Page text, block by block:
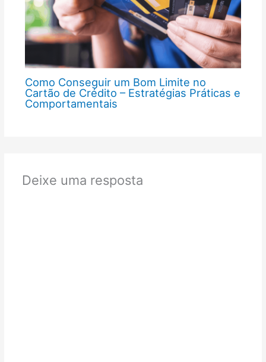
Como Conseguir um Bom Limite no
Cartão de Crédito – Estratégias Práticas e
Comportamentais
Deixe uma resposta